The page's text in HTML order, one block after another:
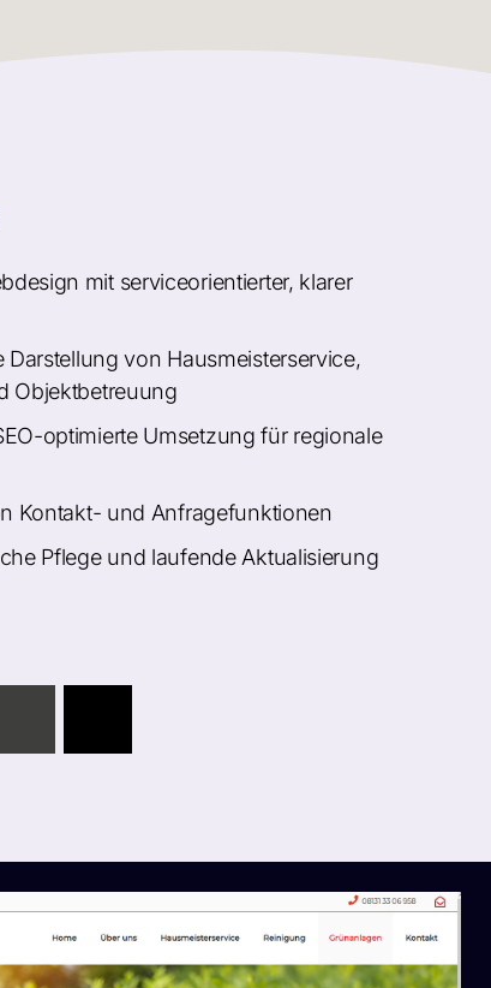
mit serviceorientierter, klarer
Darstellung von Hausmeisterservice,
Objektbetreuung
optimierte Umsetzung für regionale
Kontakt- und Anfragefunktionen
Pflege und laufende Aktualisierung